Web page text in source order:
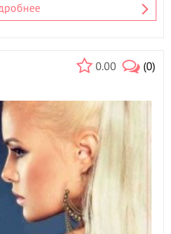
0.00 (0)